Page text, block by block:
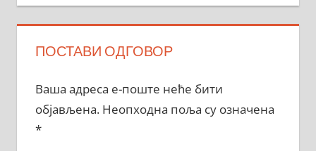
ПОСТАВИ ОДГОВОР
Ваша адреса е-поште неће бити
објављена. Неопходна поља су означена
*